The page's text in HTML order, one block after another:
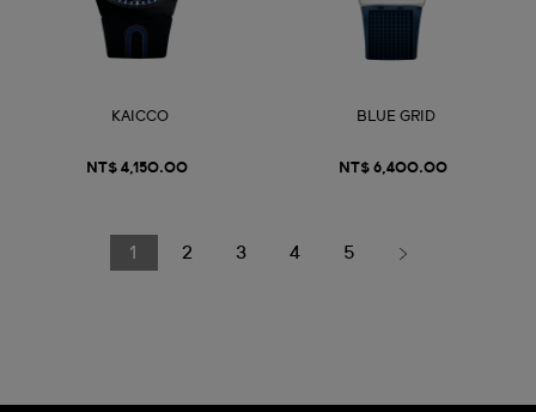
KAICCO
NT$ 4,150.00
BLUE GRID
NT$ 6,400.00
1 2 3 4 5